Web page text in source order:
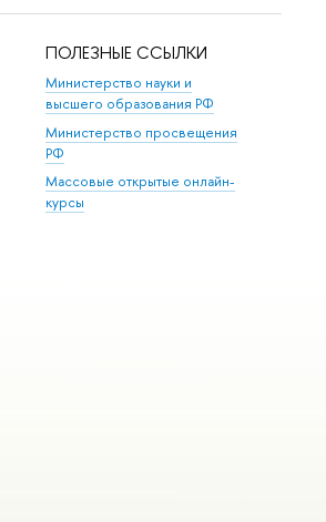
ПОЛЕЗНЫЕ ССЫЛКИ
Министерство науки и
высшего образования РФ
Министерство просвещения
РФ
Массовые открытые онлайн-
курсы